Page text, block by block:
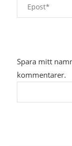
Spara mitt
kommentarer.